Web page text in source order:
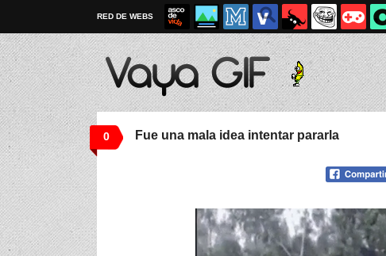
RED DE WEBS
0 Fue una mala idea intentar pararla